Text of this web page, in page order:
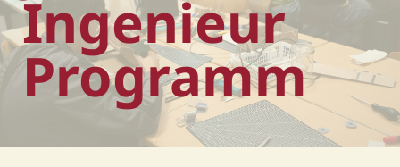
Ingenieur
Programm